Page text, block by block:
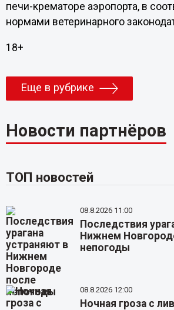
печи-крематоре аэропорта, в
нормами ветеринарного
18+
Еще в рубрике
Новости партнёров
ТОП новостей
08.8.2026 11:00
Последствия
Нижнем
непогоды
08.8.2026 12:00
Ночная гроза с